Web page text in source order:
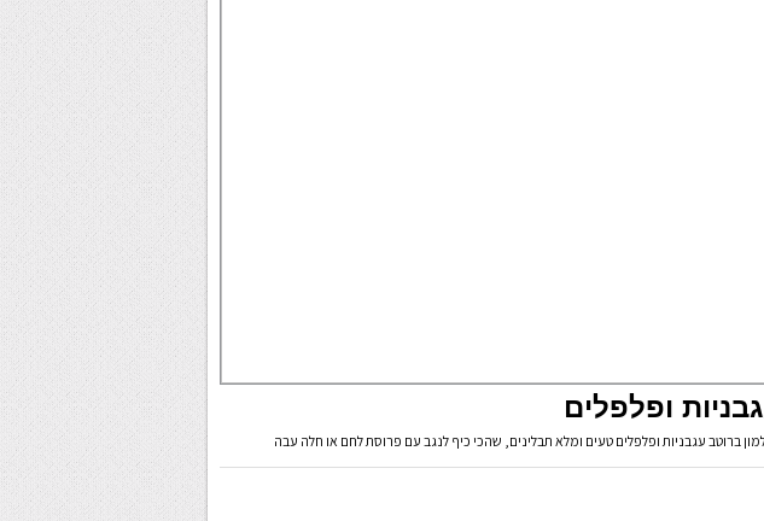
ופלפלים
ברוטב עגבניות ופלפלים טעים ומלא תבלינים, שהכי כיף לנגב עם פרוסת לחם או חלה עבה